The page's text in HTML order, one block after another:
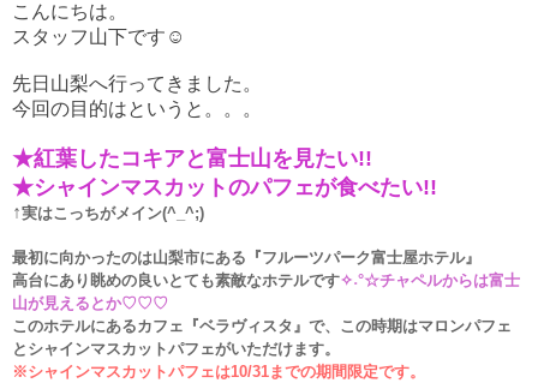
こんにちは。
スタッフ山下です☺
先日山梨へ行ってきました。
今回の目的はというと。。。
★紅葉したコキアと富士山を見たい!!
★シャインマスカットのパフェが食べたい!!
↑実はこっちがメイン(^_^;)
最初に向かったのは山梨市にある『フルーツパーク富士屋ホテル』
高台にあり眺めの良いとても素敵なホテルです✧˖°☆チャペルからは富士
山が見えるとか♡♡♡
このホテルにあるカフェ『ベラヴィスタ』で、この時期はマロンパフェ
とシャインマスカットパフェがいただけます。
※シャインマスカットパフェは10/31までの期間限定です。